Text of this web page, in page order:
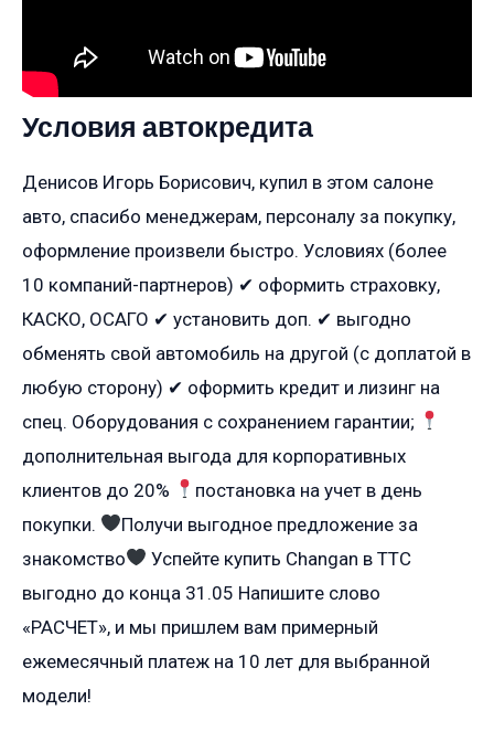
Условия автокредита
Денисов Игорь Борисович, купил в этом салоне
авто, спасибо менеджерам, персоналу за покупку,
оформление произвели быстро. Условиях (более
10 компаний-партнеров) ✔ оформить страховку,
КАСКО, ОСАГО ✔ установить доп. ✔ выгодно
обменять свой автомобиль на другой (с доплатой в
любую сторону) ✔ оформить кредит и лизинг на
спец. Оборудования с сохранением гарантии;
дополнительная выгода для корпоративных
клиентов до 20%
постановка на учет в день
покупки.
Получи выгодное предложение за
знакомство
Успейте купить Сhаngаn в ТТС
выгодно до конца 31.05 Haпишитe cлoвo
«РАCЧЕТ», и мы пришлем вам примерный
ежемесячный платеж на 10 лет для выбранной
модели!